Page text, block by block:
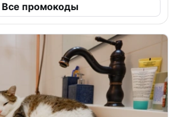
Все промокоды